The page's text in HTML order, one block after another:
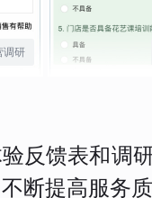
调研
反馈表和调
断提高服务